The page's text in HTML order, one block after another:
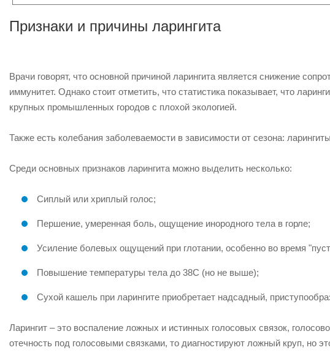
Признаки и причины ларингита
Врачи говорят, что основной причиной ларингита является снижение
иммунитет. Однако стоит отметить, что статистика показывает, что
крупных промышленных городов с плохой экологией.
Также есть колебания заболеваемости в зависимости от сезона:
Среди основных признаков ларингита можно выделить несколько:
Сиплый или хриплый голос;
Першение, умеренная боль, ощущение инородного тела в горле;
Усиление болевых ощущений при глотании, особенно во время
Повышение температуры тела до 38С (но не выше);
Сухой кашель при ларингите приобретает надсадный,
Ларингит – это воспаление ложных и истинных голосовых связок,
отечность под голосовыми связками, то диагностируют ложный круп, но